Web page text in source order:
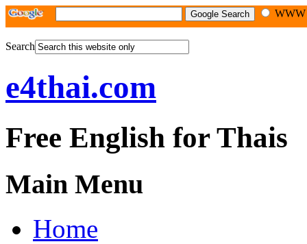
Search
e4thai.com
Free English for Thais
Main Menu
Home